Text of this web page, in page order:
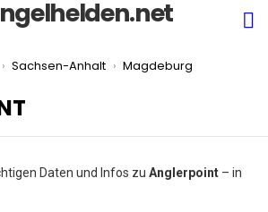
Sachsen-Anhalt
Magdeburg
Daten und Infos zu Anglerpoint – in